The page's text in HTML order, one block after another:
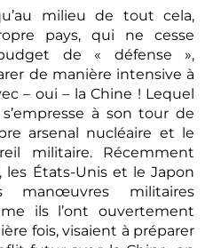
milieu de tout cela,
pays, qui ne cesse
de « défense »,
de manière intensive à
– oui – la Chine ! Lequel
à son tour de
arsenal nucléaire et le
militaire. Récemment
les États-Unis et le Japon
manœuvres militaires
ils l’ont ouvertement
fois, visaient à préparer